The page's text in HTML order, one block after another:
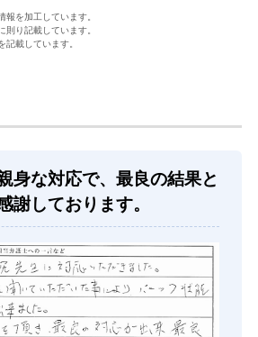
を加工しています。
り記載しています。
載しています。
身な対応で、最良の結果と
謝しております。